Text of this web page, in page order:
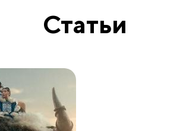
Статьи